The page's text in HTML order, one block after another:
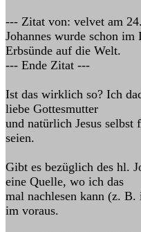
--- Zitat von: velvet am
Johannes wurde schon
Erbsünde auf die Welt.
--- Ende Zitat ---
Ist das wirklich so? Ich
liebe Gottesmutter
und natürlich Jesus selbst
seien.
Gibt es bezüglich des hl.
eine Quelle, wo ich das
mal nachlesen kann (z.
im voraus.